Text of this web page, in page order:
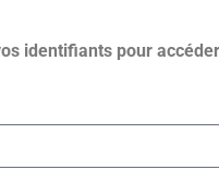
identifiants pour